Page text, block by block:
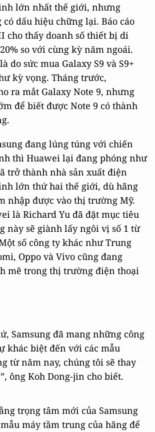
lớn nhất thế giới, nhưng
có dấu hiệu chững lại. Báo cáo
cho thấy doanh số thiết bị di
so với cùng kỳ năm ngoái.
do sức mua Galaxy S9 và S9+
kỳ vọng. Tháng trước,
ra mắt Galaxy Note 9, nhưng
để biết được Note 9 có thành
đang lúng túng với chiến
thì Huawei lại đang phóng như
trở thành nhà sản xuất điện
lớn thứ hai thế giới, dù hãng
nhập được vào thị trường Mỹ.
là Richard Yu đã đặt mục tiêu
này sẽ giành lấy ngôi vị số 1 từ
số công ty khác như Trung
Oppo và Vivo cũng đang
mẽ trong thị trường điện thoại
Samsung đã mang những công
khác biệt đến với các mẫu
từ năm nay, chúng tôi sẽ thay
ông Koh Dong-jin cho biết.
trọng tâm mới của Samsung
máy tầm trung của hãng để